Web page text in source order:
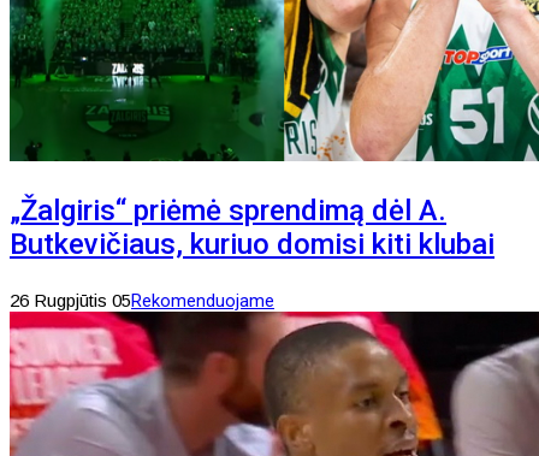
„Žalgiris“ priėmė sprendimą dėl A.
Butkevičiaus, kuriuo domisi kiti klubai
26 Rugpjūtis 05Rekomenduojame